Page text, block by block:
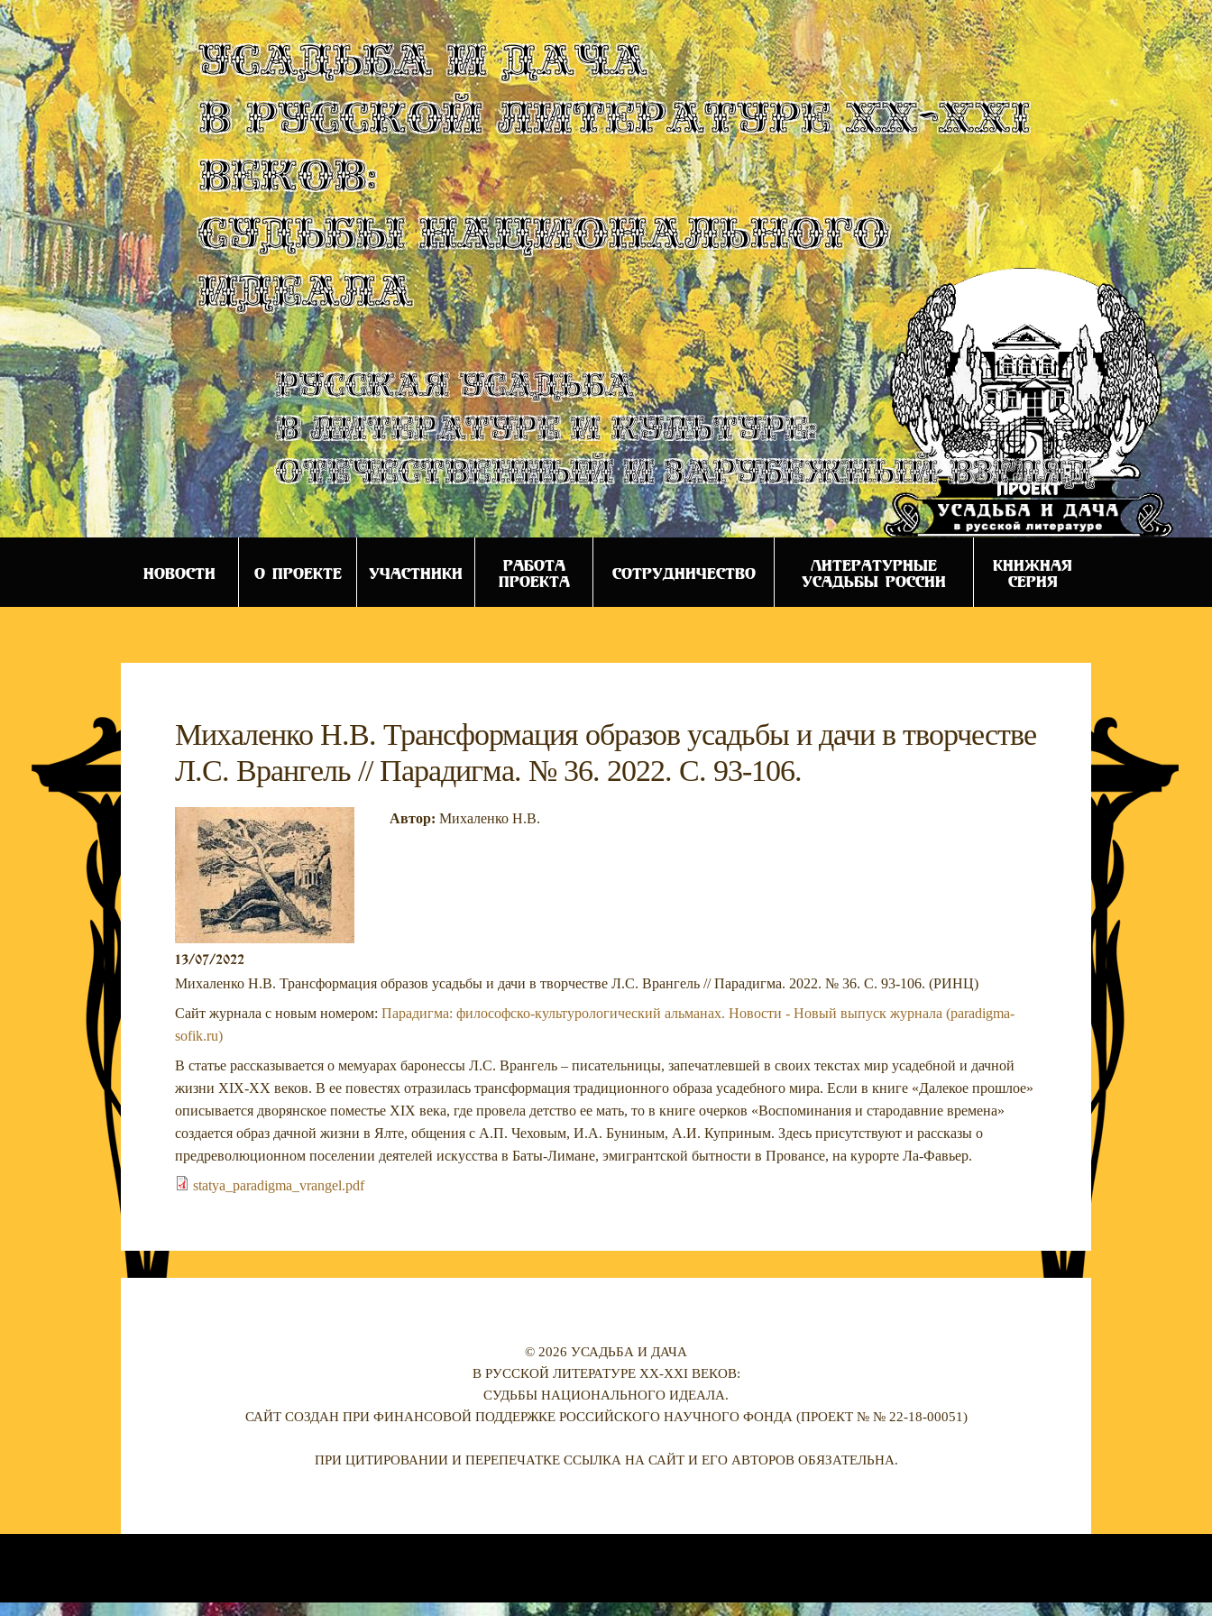
УСАДЬБА И ДАЧА
В РУССКОЙ ЛИТЕРАТУРЕ XX-XXI
ВЕКОВ:
СУДЬБЫ НАЦИОНАЛЬНОГО
ИДЕАЛА
Русская усадьба
в литературе и культуре:
отечественный и зарубежный взгляд
НОВОСТИ О ПРОЕКТЕ УЧАСТНИКИ
РАБОТА
ПРОЕКТА
СОТРУДНИЧЕСТВО
ЛИТЕРАТУРНЫЕ
УСАДЬБЫ РОССИИ
КНИЖНАЯ
СЕРИЯ
Михаленко Н.В. Трансформация образов усадьбы и дачи в творчестве
Л.С. Врангель // Парадигма. № 36. 2022. С. 93-106.
Автор: Михаленко Н.В.
13/07/2022
Михаленко Н.В. Трансформация образов усадьбы и дачи в творчестве Л.С. Врангель // Парадигма. 2022. № 36. С. 93-106. (РИНЦ)
Сайт журнала с новым номером:Парадигма: философско-культурологический альманах. Новости - Новый выпуск журнала (paradigma-
sofik.ru)
В статье рассказывается о мемуарах баронессы Л.С. Врангель – писательницы, запечатлевшей в своих текстах мир усадебной и дачной
жизни XIX-XX веков. В ее повестях отразилась трансформация традиционного образа усадебного мира. Если в книге «Далекое прошлое»
описывается дворянское поместье XIX века, где провела детство ее мать, то в книге очерков «Воспоминания и стародавние времена»
создается образ дачной жизни в Ялте, общения с А.П. Чеховым, И.А. Буниным, А.И. Куприным. Здесь присутствуют и рассказы о
предреволюционном поселении деятелей искусства в Баты-Лимане, эмигрантской бытности в Провансе, на курорте Ла-Фавьер.
statya_paradigma_vrangel.pdf
© 2026 УСАДЬБА И ДАЧА
В РУССКОЙ ЛИТЕРАТУРЕ XX-XXI ВЕКОВ:
СУДЬБЫ НАЦИОНАЛЬНОГО ИДЕАЛА.
САЙТ СОЗДАН ПРИ ФИНАНСОВОЙ ПОДДЕРЖКЕ РОССИЙСКОГО НАУЧНОГО ФОНДА (ПРОЕКТ № № 22-18-00051)
ПРИ ЦИТИРОВАНИИ И ПЕРЕПЕЧАТКЕ ССЫЛКА НА САЙТ И ЕГО АВТОРОВ ОБЯЗАТЕЛЬНА.